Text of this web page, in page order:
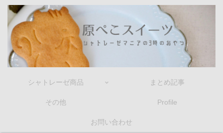
シャトレーゼ商品 まとめ記事
その他 Profile
お問い合わせ